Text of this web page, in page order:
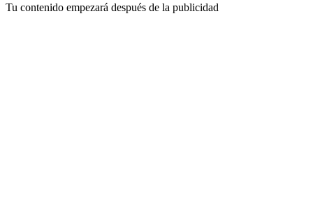
Tu contenido empezará después de la publicidad